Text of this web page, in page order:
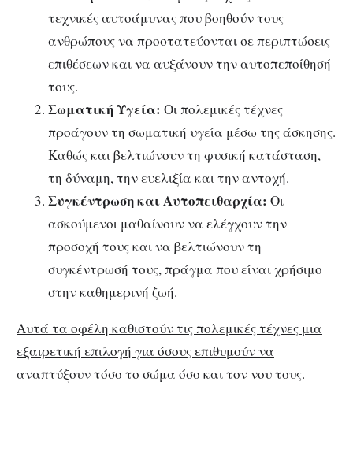
τεχνικές αυτοάμυνας που βοηθούν τους
ανθρώπους να προστατεύονται σε περιπτώσεις
επιθέσεων και να αυξάνουν την αυτοπεποίθησή
τους.
Σωματική Υγεία: Οι πολεμικές τέχνες
προάγουν τη σωματική υγεία μέσω της άσκησης.
Καθώς και βελτιώνουν τη φυσική κατάσταση,
τη δύναμη, την ευελιξία και την αντοχή.
Συγκέντρωση και Αυτοπειθαρχία: Οι
ασκούμενοι μαθαίνουν να ελέγχουν την
προσοχή τους και να βελτιώνουν τη
συγκέντρωσή τους, πράγμα που είναι χρήσιμο
στην καθημερινή ζωή.
Αυτά τα οφέλη καθιστούν τις πολεμικές τέχνες μια
εξαιρετική επιλογή για όσους επιθυμούν να
αναπτύξουν τόσο το σώμα όσο και τον νου τους.